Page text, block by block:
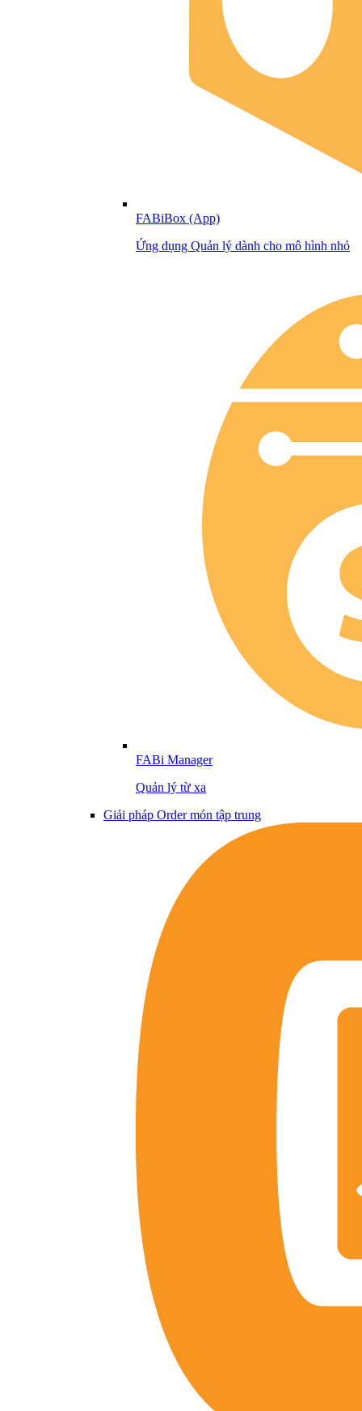
FABiBox (App)
Ứng dụng Quản lý dành cho mô hình nhỏ
FABi Manager
Quản lý từ xa
Giải pháp Order món tập trung